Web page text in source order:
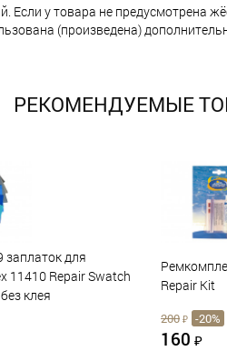
Если у товара не предусмотрена
(произведена)
РЕКОМЕНДУЕМЫЕ
заплаток для
11410 Repair Swatch
клея
Repair Kit
200 ₽ -20%
160 ₽